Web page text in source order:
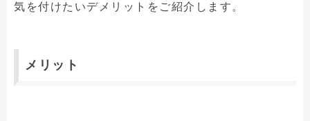
気を付けたいデメリットをご紹介します。
メリット